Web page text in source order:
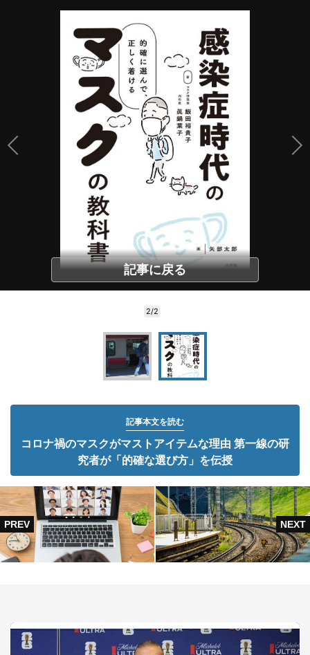
記事に戻る
2/2
記事本文を読む
コロナ禍のマスクがマストアイテムな理由 第一線の研
究者が「的確な選び方」を伝授